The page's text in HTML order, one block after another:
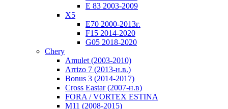
Е 83 2003-2009
X5
E70 2000-2013г.
F15 2014-2020
G05 2018-2020
Chery
Amulet (2003-2010)
Arrizo 7 (2013-н.в.)
Bonus 3 (2014-2017)
Cross Eastar (2007-н.в)
FORA / VORTEX ESTINA
M11 (2008-2015)